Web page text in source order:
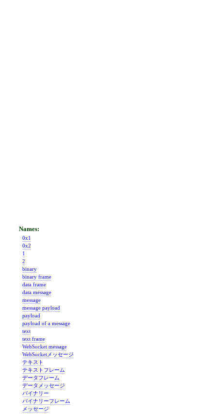
0x1
0x2
1
2
binary
binary frame
data frame
data message
message
message payload
payload
payload of a message
text
text frame
WebSocket message
WebSocketメッセージ
テキスト
テキストフレーム
データフレーム
データメッセージ
バイナリー
バイナリーフレーム
メッセージ